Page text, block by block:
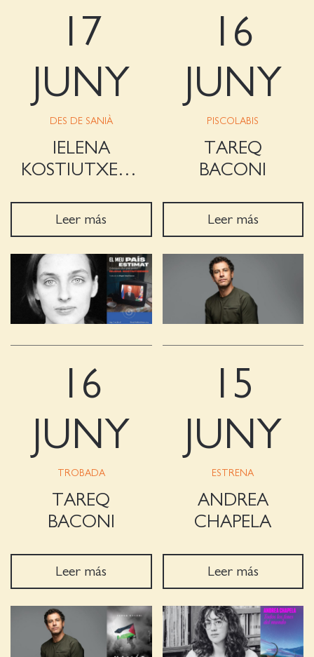
17
JUNY
DES DE SANIÀ
IELENA
KOSTIUTXENKO
Leer más
16
JUNY
PISCOLABIS
TAREQ
BACONI
Leer más
16
JUNY
TROBADA
TAREQ
BACONI
Leer más
15
JUNY
ESTRENA
ANDREA
CHAPELA
Leer más